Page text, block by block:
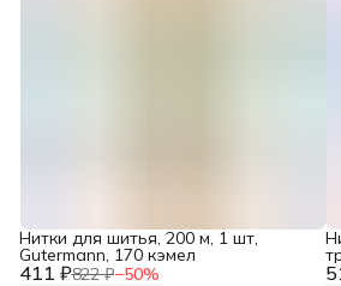
411 ₽822 ₽−50%
Нитки для шитья, 200 м, 1 шт,
Gutermann, 170 кэмел